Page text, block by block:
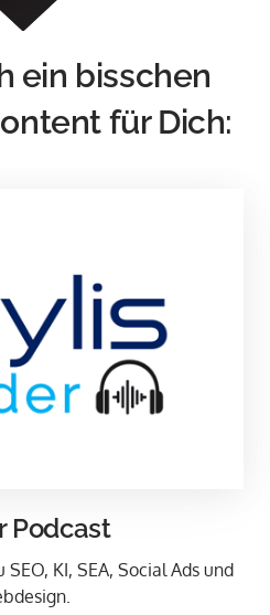
ein bisschen
für Dich:
Podcast
KI, SEA, Social Ads und